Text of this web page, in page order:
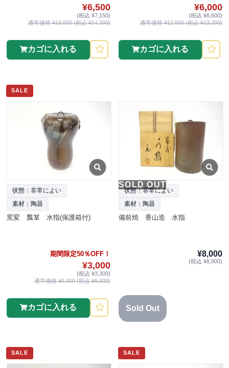
¥6,500
(税込 ¥7,150)
通常価格 ¥13,000 (税込 ¥14,300)
カゴに入れる
¥6,000
(税込 ¥6,600)
通常価格 ¥12,000 (税込 ¥13,200)
カゴに入れる
SALE
状態：非常によい
素材：陶器
窯変 瓢箪 水指(保護箱付)
期間限定50％OFF！
¥3,000
(税込 ¥3,300)
通常価格 ¥6,000 (税込 ¥6,600)
カゴに入れる
SOLD OUT
状態：非常によい
素材：陶器
備前焼 香山造 水指
¥8,000
(税込 ¥8,800)
Sold Out
SALE SALE